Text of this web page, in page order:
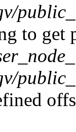
to get